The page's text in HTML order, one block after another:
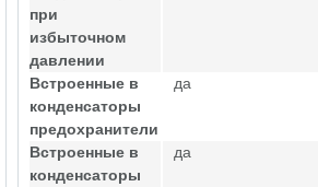
при
избыточном
давлении
Встроенные в
конденсаторы
предохранители
да
Встроенные в
конденсаторы
да